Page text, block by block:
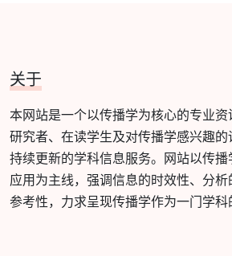
关于
本网站是一个以传播学为核心的专业
研究者、在读学生及对传播学感兴趣的
持续更新的学科信息服务。网站以传
应用为主线，强调信息的时效性、分
参考性，力求呈现传播学作为一门学科